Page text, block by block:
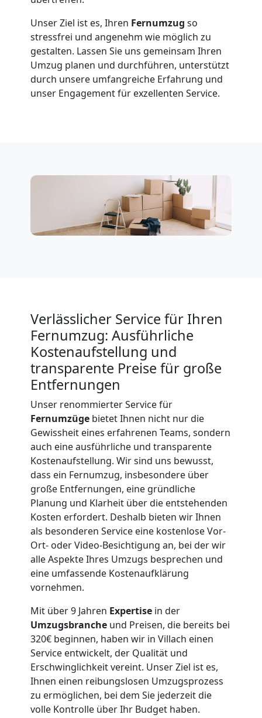
Unser Ziel ist es, Ihren Fernumzug so
stressfrei und angenehm wie möglich zu
gestalten. Lassen Sie uns gemeinsam Ihren
Umzug planen und durchführen, unterstützt
durch unsere umfangreiche Erfahrung und
unser Engagement für exzellenten Service.
Verlässlicher Service für Ihren
Fernumzug: Ausführliche
Kostenaufstellung und
transparente Preise für große
Entfernungen
Unser renommierter Service für
Fernumzüge bietet Ihnen nicht nur die
Gewissheit eines erfahrenen Teams, sondern
auch eine ausführliche und transparente
Kostenaufstellung. Wir sind uns bewusst,
dass ein Fernumzug, insbesondere über
große Entfernungen, eine gründliche
Planung und Klarheit über die entstehenden
Kosten erfordert. Deshalb bieten wir Ihnen
als besonderen Service eine kostenlose Vor-
Ort- oder Video-Besichtigung an, bei der wir
alle Aspekte Ihres Umzugs besprechen und
eine umfassende Kostenaufklärung
vornehmen.
Mit über 9 Jahren Expertise in der
Umzugsbranche und Preisen, die bereits bei
320€ beginnen, haben wir in Villach einen
Service entwickelt, der Qualität und
Erschwinglichkeit vereint. Unser Ziel ist es,
Ihnen einen reibungslosen Umzugsprozess
zu ermöglichen, bei dem Sie jederzeit die
volle Kontrolle über Ihr Budget haben.
Villach
Tresortransport
Umzug
Senioren
Fernumzug
Villach
Firmenumzug
Villach
Büroumzug
Villach
Expressumzug
Villach
Tragehilfe
Villach
Kleiner